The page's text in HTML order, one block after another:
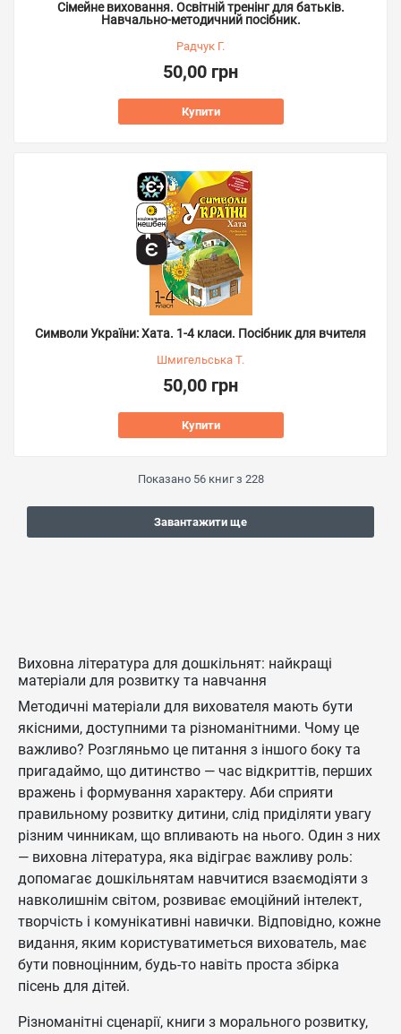
Сімейне виховання. Освітній тренінг для батьків.
Навчально-методичний посібник.
Радчук Г.
50,00 грн
Купити
Символи України: Хата. 1-4 класи. Посібник для вчителя
Шмигельська Т.
50,00 грн
Купити
Показано 56книг з 228
Завантажити ще
Виховна література для дошкільнят: найкращі
матеріали для розвитку та навчання
Методичні матеріали для вихователя мають бути
якісними, доступними та різноманітними. Чому це
важливо? Розгляньмо це питання з іншого боку та
пригадаймо, що дитинство — час відкриттів, перших
вражень і формування характеру. Аби сприяти
правильному розвитку дитини, слід приділяти увагу
різним чинникам, що впливають на нього. Один з них
— виховна література, яка відіграє важливу роль:
допомагає дошкільнятам навчитися взаємодіяти з
навколишнім світом, розвиває емоційний інтелект,
творчість і комунікативні навички. Відповідно, кожне
видання, яким користуватиметься вихователь, має
бути повноцінним, будь-то навіть проста збірка
пісень для дітей.
Різноманітні сценарії, книги з морального розвитку,